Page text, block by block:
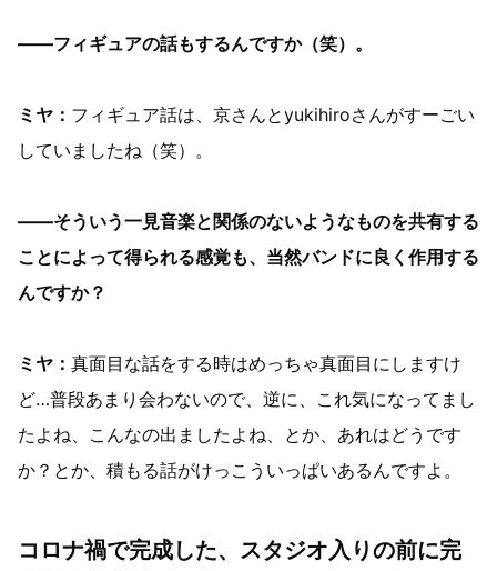
——フィギュアの話もするんですか（笑）。
ミヤ： フィギュア話は、京さんとyukihiroさんがすーごい
していましたね（笑）。
——そういう一見音楽と関係のないようなものを共有する
ことによって得られる感覚も、当然バンドに良く作用する
んですか？
ミヤ： 真面目な話をする時はめっちゃ真面目にしますけ
ど…普段あまり会わないので、逆に、これ気になってまし
たよね、こんなの出ましたよね、とか、あれはどうです
か？とか、積もる話がけっこういっぱいあるんですよ。
コロナ禍で完成した、スタジオ入りの前に完